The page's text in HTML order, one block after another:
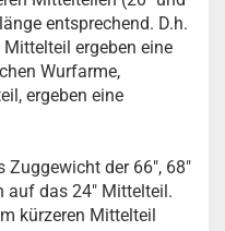
entsprechend. D.h.
ergeben eine
Wurfarme,
ergeben eine
Zuggewicht der 66", 68"
auf das 24" Mittelteil.
kürzeren Mittelteil